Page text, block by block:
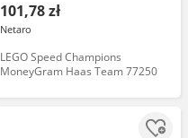
101,78 zł
Netaro
LEGO Speed Champions
MoneyGram Haas Team 77250